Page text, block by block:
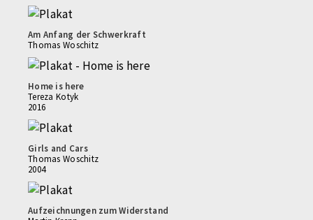
Am Anfang der Schwerkraft
Thomas Woschitz
Home is here
Tereza Kotyk
2016
Girls and Cars
Thomas Woschitz
2004
Aufzeichnungen zum Widerstand